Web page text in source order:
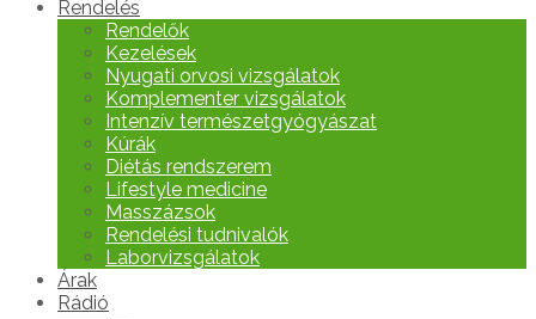
Rendelés
Rendelők
Kezelések
Nyugati orvosi vizsgálatok
Komplementer vizsgálatok
Intenzív természetgyógyászat
Kúrák
Diétás rendszerem
Lifestyle medicine
Masszázsok
Rendelési tudnivalók
Laborvizsgálatok
Árak
Rádió